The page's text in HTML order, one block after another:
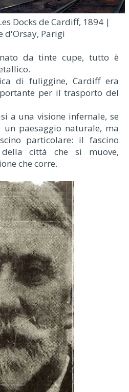
Docks de Cardiff, 1894 |
d'Orsay, Parigi
da tinte cupe, tutto è
di fuliggine, Cardiff era
per il trasporto del
a una visione infernale, se
paesaggio naturale, ma
particolare: il fascino
città che si muove,
che corre.